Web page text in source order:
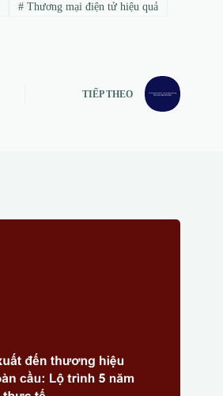
#Thương mại điện tử hiệu quả
TIẾP THEO